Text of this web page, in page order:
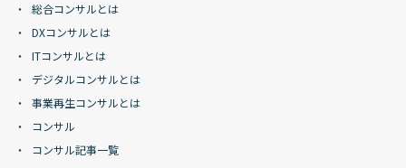
総合コンサルとは
DXコンサルとは
ITコンサルとは
デジタルコンサルとは
事業再生コンサルとは
コンサル
コンサル記事一覧